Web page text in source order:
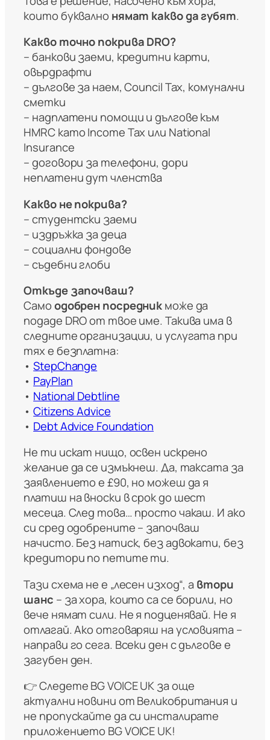
които буквално нямат какво да губят.
Какво точно покрива DRO?
– банкови заеми, кредитни карти,
овърдрафти
– дългове за наем, Council Tax, комунални
сметки
– надплатени помощи и дългове към
HMRC като Income Tax или National
Insurance
– договори за телефони, дори
неплатени gym членства
Какво не покрива?
– студентски заеми
– издръжка за деца
– социални фондове
– съдебни глоби
Откъде започваш?
Самоодобрен посредникможе да
подаде DRO от твое име. Такива има в
следните организации, и услугата при
тях е безплатна:
•StepChange
• PayPlan
• National Debtline
•Citizens Advice
• Debt Advice Foundation
Не ти искат нищо, освен искрено
желание да се измъкнеш. Да, таксата за
заявлението е £90, но можеш да я
платиш на вноски в срок до шест
месеца. След това… просто чакаш. И ако
си сред одобрените – започваш
начисто. Без натиск, без адвокати, без
кредитори по петите ти.
Тази схема не е „лесен изход“, а втори
шанс – за хора, които са се борили, но
вече нямат сили. Не я подценявай. Не я
отлагай. Ако отговаряш на условията –
направи го сега. Всеки ден с дългове е
загубен ден.
👉 Следете BG VOICE UK за още
актуални новини от Великобритания и
не пропускайте да си инсталирате
приложението BG VOICE UK!